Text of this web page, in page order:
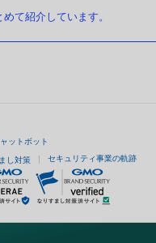
て紹介しています。
ットボット
し対策 セキュリティ事業の軌跡